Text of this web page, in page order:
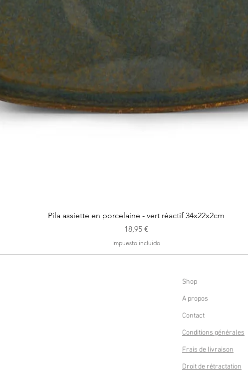
Vista rápida
Pila assiette en porcelaine - vert réactif 34x22x2cm
Precio
18,95 €
Impuesto incluido
Shop
A propos
Contact
Conditions générales
Frais de livraison
Droit de rétractation